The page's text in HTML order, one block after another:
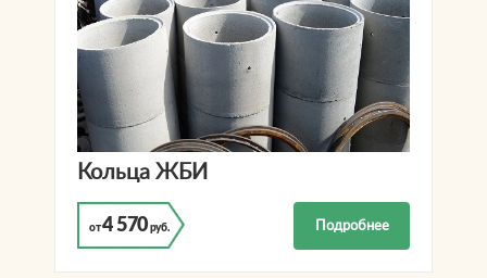
Кольца ЖБИ
от4 570 руб. Подробнее